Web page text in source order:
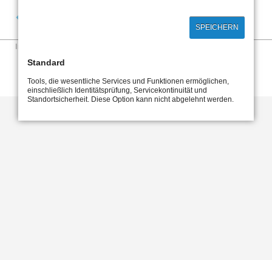
Navigation
überspringen
Impressum
SPEICHERN
Standard
Tools, die wesentliche Services und Funktionen ermöglichen,
einschließlich Identitätsprüfung, Servicekontinuität und
Standortsicherheit. Diese Option kann nicht abgelehnt werden.